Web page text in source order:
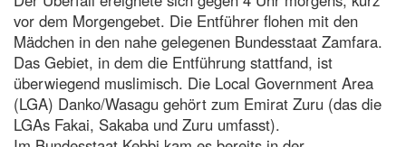
vor dem Morgengebet. Die Entführer flohen mit den
Mädchen in den nahe gelegenen Bundesstaat Zamfara.
Das Gebiet, in dem die Entführung stattfand, ist
überwiegend muslimisch. Die Local Government Area
(LGA) Danko/Wasagu gehört zum Emirat Zuru (das die
LGAs Fakai, Sakaba und Zuru umfasst).